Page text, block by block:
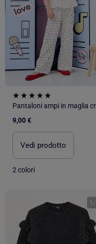
9,00 €
Vedi prodotto
2 colori
1 /